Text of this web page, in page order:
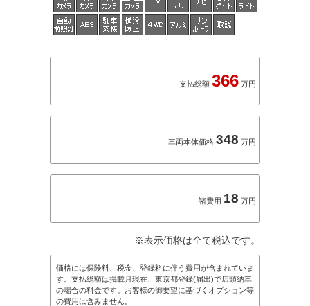
支払総額 366 万円
車両本体価格 348 万円
諸費用 18 万円
※表示価格は全て税込です。
価格には保険料、税金、登録料に伴う費用が含まれていま
す。支払総額は掲載月現在、東京都登録(届出)で店頭納車
の場合の料金です。お客様の御要望に基づくオプション等
の費用は含みません。